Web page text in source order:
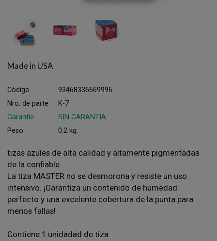
Made in USA
Código
93468336669996
Nro. de parte
K-7
Garantía
SIN GARANTIA
Peso
0.2 kg.
tizas azules de alta calidad y altamente pigmentadas
de la confiable
La tiza MASTER no se desmorona y resiste un uso
intensivo. ¡Garantiza un contenido de humedad
perfecto y una excelente cobertura de la punta para
menos fallas!
Contiene 1 unidadad de tiza.